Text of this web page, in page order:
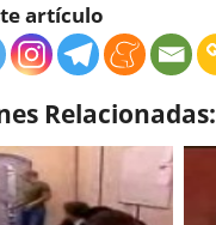
artículo
Relacionadas: